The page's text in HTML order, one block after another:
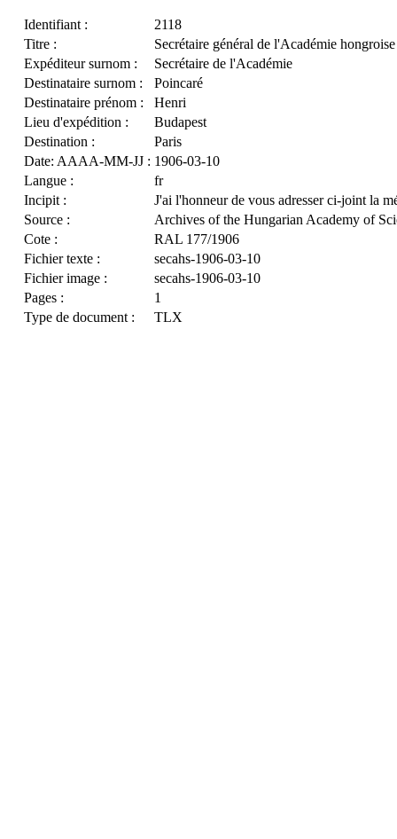
Identifiant :
2118
Titre :
Secrétaire général de l'Académie
Expéditeur surnom :
Secrétaire de l'Académie
Destinataire surnom :
Poincaré
Destinataire prénom :
Henri
Lieu d'expédition :
Budapest
Destination :
Paris
Date: AAAA-MM-JJ : 1906-03-10
Langue :
fr
Incipit :
J'ai l'honneur de vous adresser ci-joint la
Source :
Archives of the Hungarian Academy of
Cote :
RAL 177/1906
Fichier texte :
secahs-1906-03-10
Fichier image :
secahs-1906-03-10
Pages :
1
Type de document :
TLX